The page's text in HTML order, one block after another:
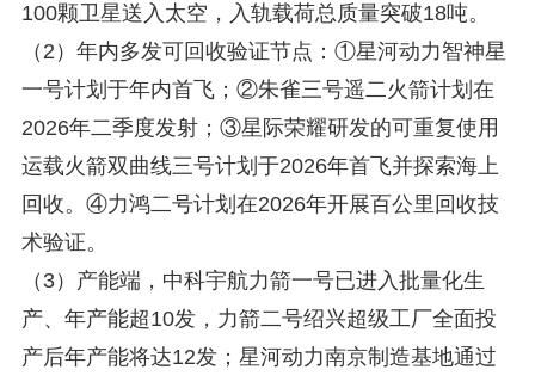
100颗卫星送入太空，入轨载荷总质量突破18吨。
（2）年内多发可回收验证节点：①星河动力智神星
一号计划于年内首飞；②朱雀三号遥二火箭计划在
2026年二季度发射；③星际荣耀研发的可重复使用
运载火箭双曲线三号计划于2026年首飞并探索海上
回收。④力鸿二号计划在2026年开展百公里回收技
术验证。
（3）产能端，中科宇航力箭一号已进入批量化生
产、年产能超10发，力箭二号绍兴超级工厂全面投
产后年产能将达12发；星河动力南京制造基地通过